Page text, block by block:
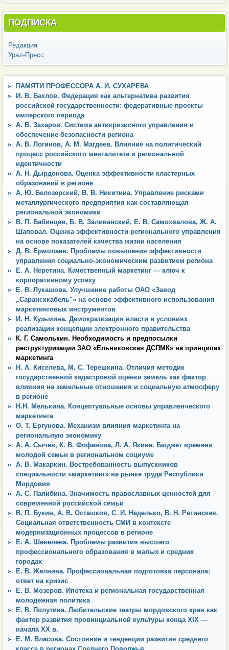
ПОДПИСКА
Редакция
Урал-Пресс
ПАМЯТИ ПРОФЕССОРА А. И. СУХАРЕВА
И. В. Бахлов. Федерация как альтернатива развития
российской государственности: федеративные проекты
имперского периода
А. В. Захаров. Система антикризисного управления и
обеспечение безопасности региона
А. В. Логинов, А. М. Магдеев. Влияние на политический
процесс российского менталитета и региональной
идентичности
А. Н. Дырдонова. Оценка эффективности кластерных
образований в регионе
А. Ю. Белозерский, В. В. Никитина. Управление рисками
металлургического предприятия как составляющая
региональной экономики
В. П. Бабинцев, Б. В. Заливанский, Е. В. Самохвалова, Ж. А.
Шаповал. Оценка эффективности регионального управления
на основе показателей качества жизни населения
Д. В. Ермолаев. Проблемы повышения эффективности
управления социально-экономическим развитием региона
Е. А. Неретина. Качественный маркетинг — ключ к
корпоративному успеху
Е. В. Лукашова. Улучшение работы ОАО «Завод
„Сарансккабель"» на основе эффективного использования
маркетинговых инструментов
И. Н. Кузьмина. Демократизация власти в условиях
реализации концепции электронного правительства
К. Г. Самолькин. Необходимость и предпосылки
реструктуризации ЗАО «Ельниковская ДСПМК» на принципах
маркетинга
Н. А. Киселева, М. С. Терешкина. Отличия методик
государственной кадастровой оценки земель как фактор
влияния на земельные отношения и социальную атмосферу
в регионе
Н.Н. Мелькина. Концептуальные основы управленческого
маркетинга
О. Т. Ергунова. Механизм влияния маркетинга на
региональную экономику
А. А. Сычев, К. В. Фофанова, Л. А. Якина. Бюджет времени
молодой семьи в региональном социуме
А. В. Макаркин. Востребованность выпускников
специальности «маркетинг» на рынке труда Республики
Мордовия
А. С. Палибина. Значимость православных ценностей для
современной российской семьи
В. П. Букин, А. В. Осташков, С. И. Неделько, В. Н. Ретинская.
Социальная ответственность СМИ в контексте
модернизационных процессов в регионе
Е. А. Шевелева. Проблемы развития высшего
профессионального образования в малых и средних
городах
Е. В. Желнина. Профессиональная подготовка персонала:
ответ на кризис
Е. В. Мозеров. Ипотека и региональная государственная
молодежная политика
Е. В. Полутина. Любительские театры мордовского края как
фактор развития провинциальной культуры конца XIX —
начала ХХ в.
Е. М. Власова. Состояние и тенденции развития среднего
класса в регионах Среднего Поволжья